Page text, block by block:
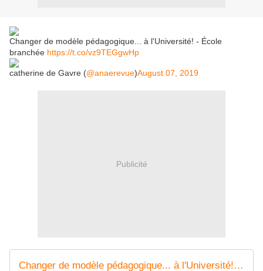
Changer de modèle pédagogique... à l'Université! - École
branchée https://t.co/vz9TEGgwHp
catherine de Gavre (@anaerevue)August 07, 2019
Publicité
Changer de modèle pédagogique... à l'Université! - École branchée